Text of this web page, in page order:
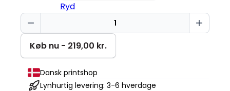
Ryd
Level
2
Baby
Changer
antal
Køb nu - 219,00 kr.
Dansk printshop
Lynhurtig levering: 3-6 hverdage